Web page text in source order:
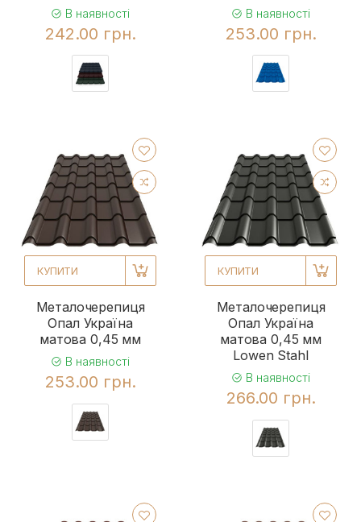
В наявності
242.00 грн.
В наявності
253.00 грн.
КУПИТИ
Металочерепиця
Опал Україна
матова 0,45 мм
В наявності
253.00 грн.
КУПИТИ
Металочерепиця
Опал Україна
матова 0,45 мм
Lowen Stahl
В наявності
266.00 грн.